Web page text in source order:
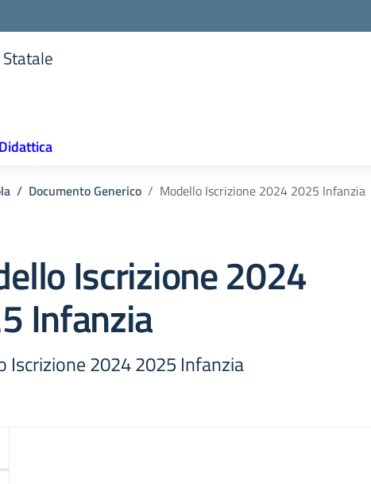
Didattica
Documento Generico Modello Iscrizione 2024 2025 Infanzia
Iscrizione 2024
Infanzia
Iscrizione 2024 2025 Infanzia